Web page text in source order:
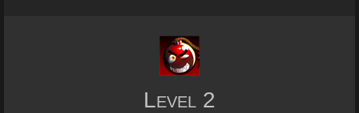
Level 2